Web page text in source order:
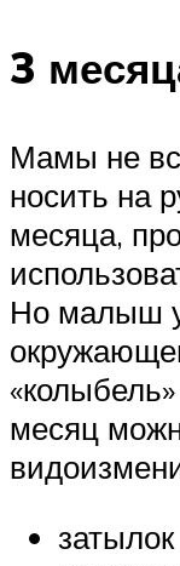
3
Мамы не
носить на
месяца,
Но малыш
месяц